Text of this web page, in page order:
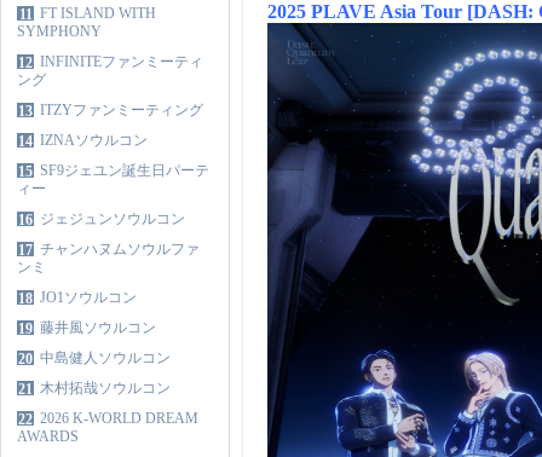
11 FT ISLAND WITH
SYMPHONY
12 INFINITEファンミーティ
ング
13 ITZYファンミーティング
14 IZNAソウルコン
15 SF9ジェユン誕生日パーテ
ィー
16 ジェジュンソウルコン
17 チャンハヌムソウルファ
ンミ
18 JO1ソウルコン
19 藤井風ソウルコン
20 中島健人ソウルコン
21 木村拓哉ソウルコン
22 2026 K-WORLD DREAM
AWARDS
2025 PLAVE Asia Tour [DASH: